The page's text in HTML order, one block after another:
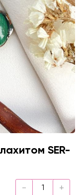
SER-